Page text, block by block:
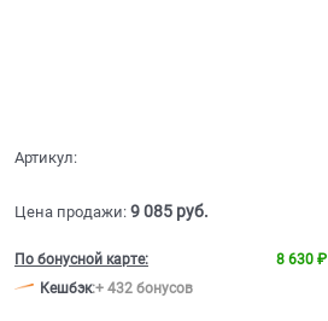
Артикул:
Цена продажи: 9 085 руб.
По бонусной карте:
8 630 ₽
Кешбэк:+ 432 бонусов